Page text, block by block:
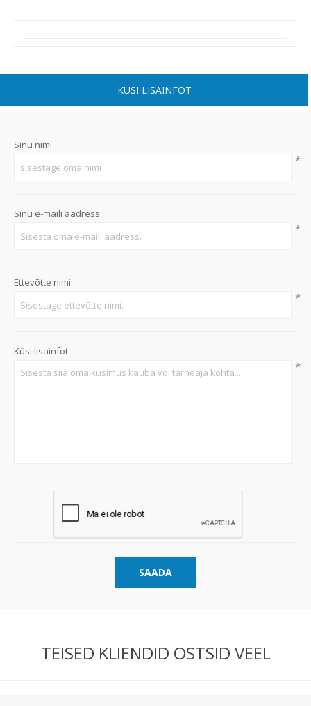
KÜSI LISAINFOT
Sinu nimi
*
Sinu e-maili aadress
*
Ettevõtte nimi:
*
Küsi lisainfot
*
SAADA
TEISED KLIENDID OSTSID VEEL